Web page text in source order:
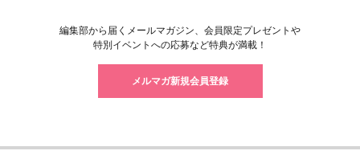
編集部から届くメールマガジン、会員限定プレゼントや
特別イベントへの応募など特典が満載！
メルマガ新規会員登録